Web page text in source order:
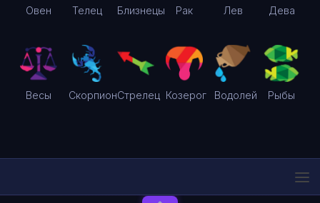
Овен Телец Близнецы Рак Лев Дева
Весы СкорпионСтрелец Козерог Водолей Рыбы